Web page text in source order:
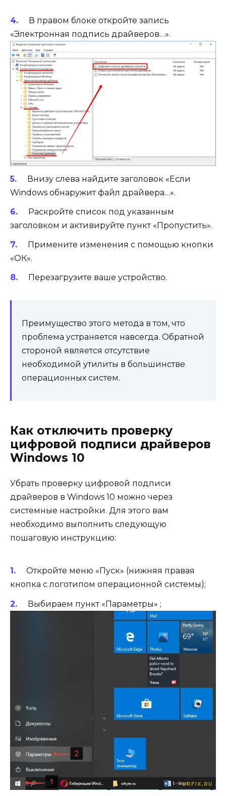
В правом блоке откройте запись
«Электронная подпись драйверов…».
Внизу слева найдите заголовок «Если
Windows обнаружит файл драйвера…».
Раскройте список под указанным
заголовком и активируйте пункт «Пропустить».
Примените изменения с помощью кнопки
«ОК».
Перезагрузите ваше устройство.
Преимущество этого метода в том, что
проблема устраняется навсегда. Обратной
стороной является отсутствие
необходимой утилиты в большинстве
операционных систем.
Как отключить проверку
цифровой подписи драйверов
Windows 10
Убрать проверку цифровой подписи
драйверов в Windows 10 можно через
системные настройки. Для этого вам
необходимо выполнить следующую
пошаговую инструкцию:
Откройте меню «Пуск» (нижняя правая
кнопка с логотипом операционной системы);
Выбираем пункт «Параметры» ;